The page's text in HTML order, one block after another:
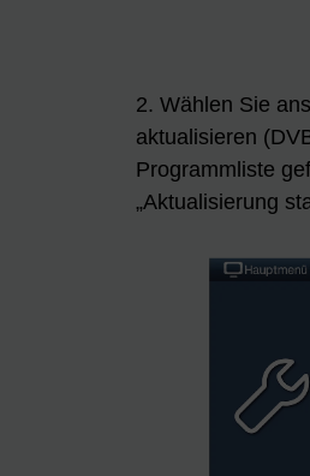
2. Wählen Sie
aktualisieren
Programmliste
„Aktualisierung